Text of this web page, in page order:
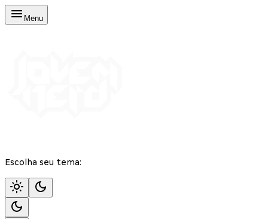
Menu
Escolha seu tema: